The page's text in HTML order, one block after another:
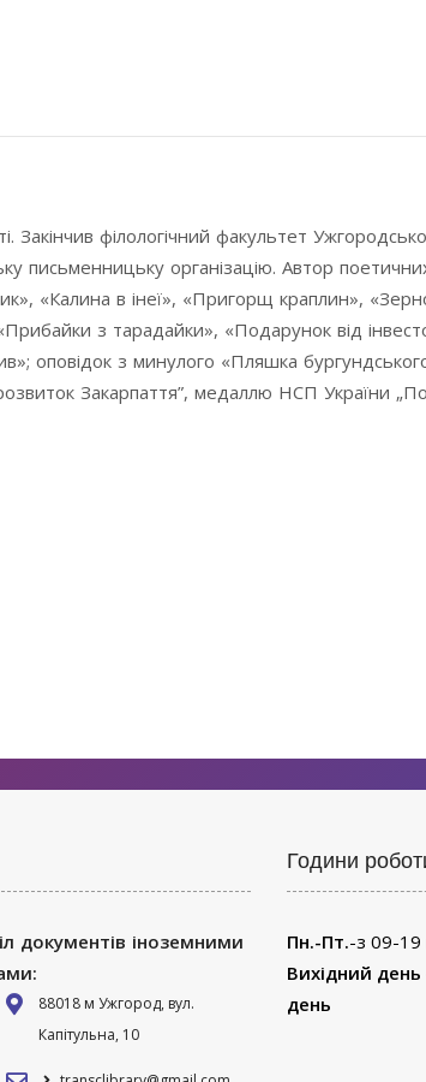
Закінчив філологічний факультет
письменницьку організацію. Автор
«Калина в інеї», «Пригорщ краплин», «Зерно
з тарадайки», «Подарунок від
оповідок з минулого «Пляшка
Закарпаття”, медаллю НСП України
документів іноземними
88018 м Ужгород, вул.
Капітульна, 10
Години
Пн.-Пт.-з 09-19
Вихідний день
день